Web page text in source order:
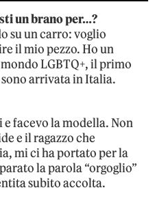
un brano per…?
su un carro: voglio
il mio pezzo. Ho un
LGBTQ+, il primo
arrivata in Italia.
e facevo la modella. Non
e il ragazzo che
mi ci ha portato per la
la parola “orgoglio”
subito accolta.